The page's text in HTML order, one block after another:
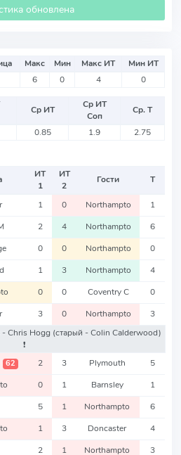
обновлена
Макс Мин Макс ИТ
Мин ИТ
6 0 4 0
Ср ИТ
Ср ИТ
Соп
Ср. Т
0.85 1.9 2.75
ИТ
1
ИТ
2
Гости Т
1 0 Northampto 1
2 4 Northampto 6
0 0 Northampto 0
1 3 Northampto 4
0 0 Coventry C 0
3 0 Northampto
3
- Chris Hogg (старый - Colin Calderwood)
❗️
62 2 3 Plymouth 5
0 1 Barnsley 1
5 1 Northampto 6
1 3 Doncaster 4
2 1 Northampto 3